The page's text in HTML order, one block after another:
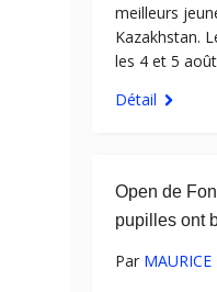
meilleurs
Kazakhstan.
les 4 et 5
Détail
Open de
pupilles ont
Par MAURICE